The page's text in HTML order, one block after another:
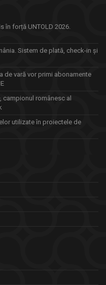
în forță UNTOLD 2026.
Sistem de plată, check-in și
de vară vor primi abonamente
campionul românesc al
utilizate în proiectele de